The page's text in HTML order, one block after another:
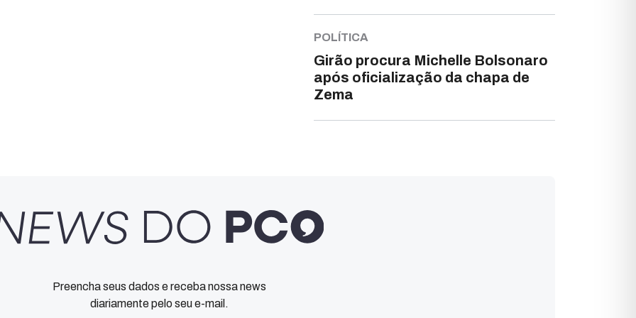
POLÍTICA
Girão procura Michelle Bolsonaro
após oficialização da chapa de
Zema
Preencha seus dados e receba nossa news
diariamente pelo seu e-mail.